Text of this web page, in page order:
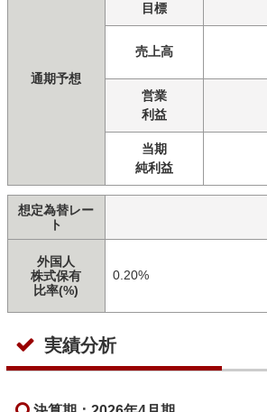
通期予想
目標
売上高
営業
利益
当期
純利益
想定為替レー
ト
外国人
株式保有
比率(%)
0.20%
実績分析